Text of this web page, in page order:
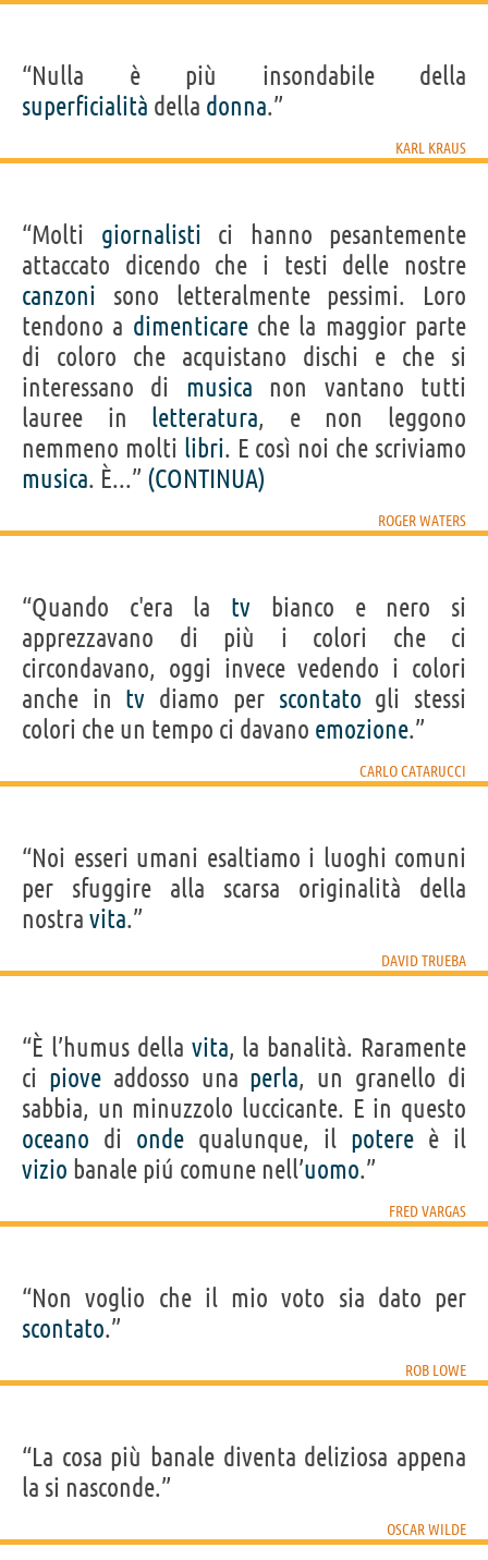
“Nulla è più insondabile della
superficialità della donna.”
KARL KRAUS
“Molti giornalisti ci hanno pesantemente
attaccato dicendo che i testi delle nostre
canzoni sono letteralmente pessimi. Loro
tendono a dimenticareche la maggior parte
di coloro che acquistano dischi e che si
interessano di musica non vantano tutti
lauree in letteratura, e non leggono
nemmeno molti libri. E così noi che scriviamo
musica. È...” (CONTINUA)
ROGER WATERS
“Quando c'era la tv bianco e nero si
apprezzavano di più i colori che ci
circondavano, oggi invece vedendo i colori
anche in tv diamo per scontato gli stessi
colori che un tempo ci davano emozione.”
CARLO CATARUCCI
“Noi esseri umani esaltiamo i luoghi comuni
per sfuggire alla scarsa originalità della
nostra vita.”
DAVID TRUEBA
“È l’humus della vita, la banalità. Raramente
ci pioveaddosso una perla, un granello di
sabbia, un minuzzolo luccicante. E in questo
oceano di onde qualunque, il potere è il
vizio banale piú comune nell’uomo.”
FRED VARGAS
“Non voglio che il mio voto sia dato per
scontato.”
ROB LOWE
“La cosa più banale diventa deliziosa appena
la si nasconde.”
OSCAR WILDE